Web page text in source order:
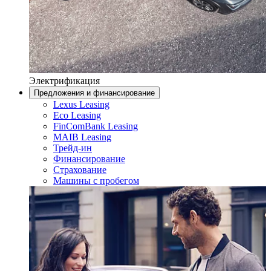
Электрификация
Предложения и финансирование
Lexus Leasing
Eco Leasing
FinComBank Leasing
MAIB Leasing
Трейд-ин
Финансирование
Страхование
Машины с пробегом